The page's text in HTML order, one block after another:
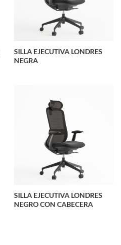
SILLA EJECUTIVA LONDRES
NEGRA
SILLA EJECUTIVA LONDRES
NEGRO CON CABECERA